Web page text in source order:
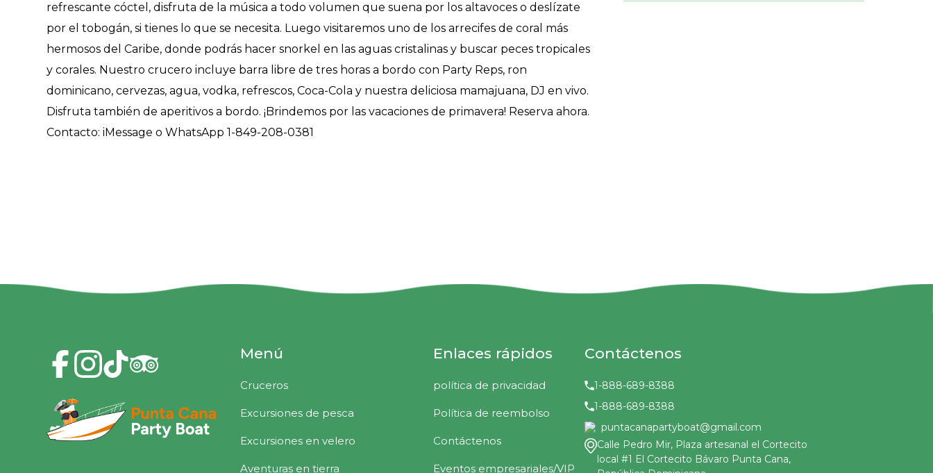
refrescante cóctel, disfruta de la música a todo volumen que suena por los altavoces o deslízate
por el tobogán, si tienes lo que se necesita. Luego visitaremos uno de los arrecifes de coral más
hermosos del Caribe, donde podrás hacer snorkel en las aguas cristalinas y buscar peces tropicales
y corales. Nuestro crucero incluye barra libre de tres horas a bordo con Party Reps, ron
dominicano, cervezas, agua, vodka, refrescos, Coca-Cola y nuestra deliciosa mamajuana, DJ en vivo.
Disfruta también de aperitivos a bordo. ¡Brindemos por las vacaciones de primavera! Reserva ahora.
Contacto: iMessage o WhatsApp 1-849-208-0381
Menú
Cruceros
Excursiones de pesca
Excursiones en velero
Aventuras en tierra
Enlaces rápidos
política de privacidad
Política de reembolso
Contáctenos
Eventos empresariales/VIP
Contáctenos
1-888-689-8388
1-888-689-8388
puntacanapartyboat@gmail.com
Calle Pedro Mir, Plaza artesanal el Cortecito
local #1 El Cortecito Bávaro Punta Cana,